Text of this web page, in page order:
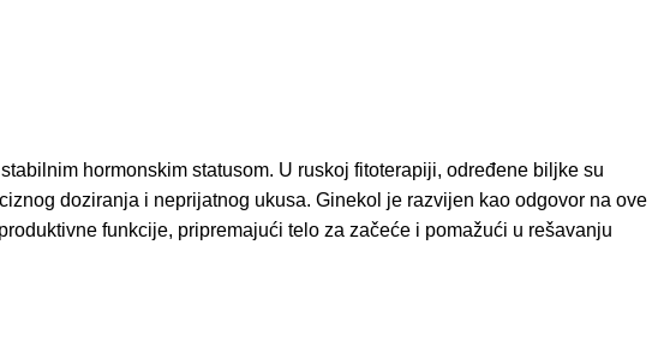
hormonskim statusom. U ruskoj fitoterapiji, određene biljke su
doziranja i neprijatnog ukusa. Ginekol je razvijen kao odgovor na ove
funkcije, pripremajući telo za začeće i pomažući u rešavanju